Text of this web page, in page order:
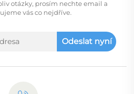
otázky, prosím nechte email a
vás co nejdříve.
Odeslat nyní